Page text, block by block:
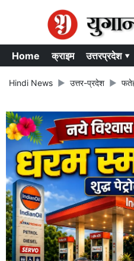
Home क्राइम उत्तरप्रदेश ▾
Hindi News उत्तर-प्रदेश